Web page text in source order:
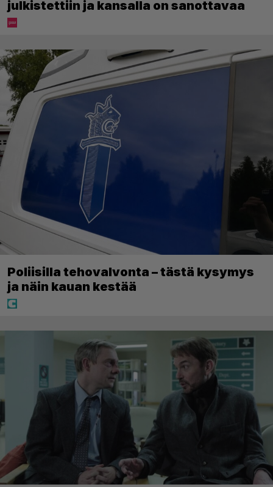
julkistettiin ja kansalla on sanottavaa
Poliisilla tehovalvonta – tästä kysymys
ja näin kauan kestää